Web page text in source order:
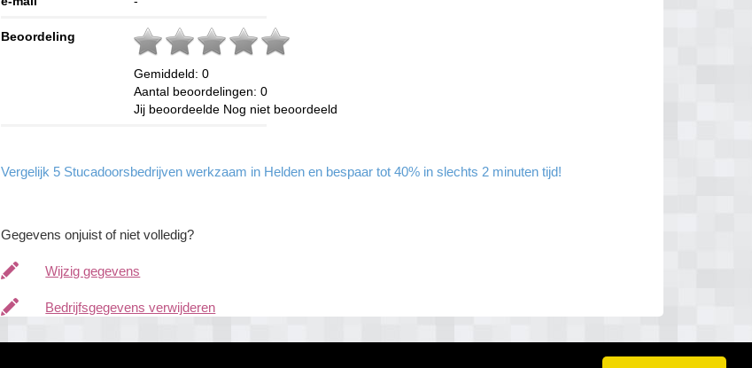
Beoordeling
Gemiddeld:0
Aantal beoordelingen:0
Jij beoordeelde Nog niet beoordeeld
Vergelijk 5 Stucadoorsbedrijven werkzaam in Helden en bespaar tot 40% in slechts 2 minuten tijd!
Gegevens onjuist of niet volledig?
Wijzig gegevens
Bedrijfsgegevens verwijderen